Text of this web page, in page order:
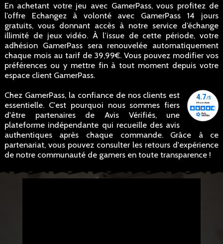
En achetant votre jeu avec GamerPass, vous profitez de
l’offre Echangez à volonté avec GamerPass 14 jours
gratuits, vous donnant accès à notre service d’échange
illimité de jeux vidéo. À l’issue de cette période, votre
adhésion GamerPass sera renouvelée automatiquement
chaque mois au tarif de 39,99€. Vous pouvez modifier vos
préférences ou y mettre fin à tout moment depuis votre
espace client GamerPass.
Chez GamerPass, la confiance de nos clients est
essentielle. C'est pourquoi nous sommes fiers
d'être partenaires de Avis Vérifiés, une
plateforme indépendante qui recueille des avis
authentiques après chaque commande. Grâce à ce
partenariat, vous pouvez consulter les retours d'expérience
de notre communauté de gamers en toute transparence !